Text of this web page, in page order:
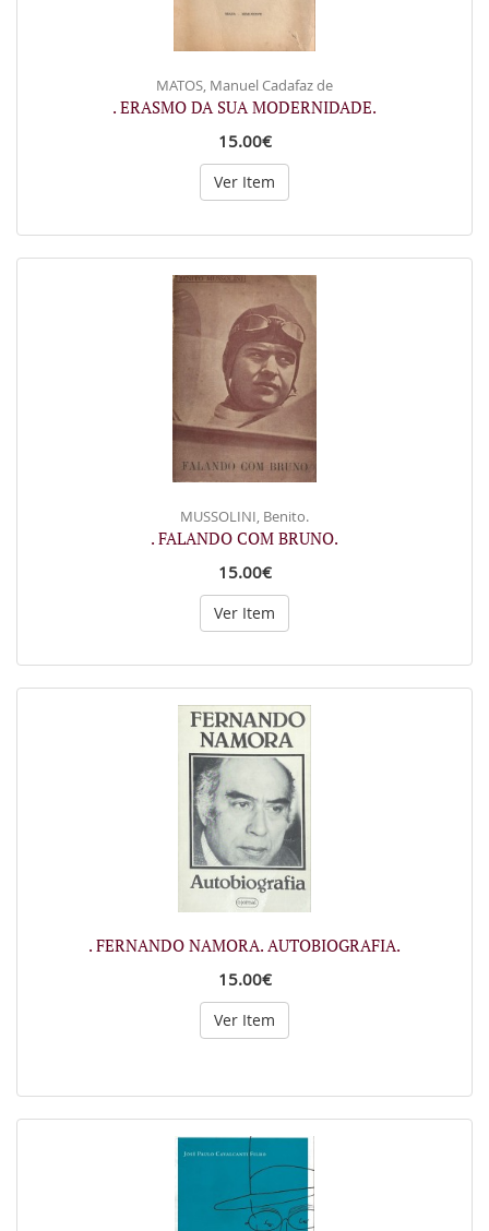
MATOS, Manuel Cadafaz de
. ERASMO DA SUA MODERNIDADE.
15.00€
Ver Item
MUSSOLINI, Benito.
. FALANDO COM BRUNO.
15.00€
Ver Item
. FERNANDO NAMORA. AUTOBIOGRAFIA.
15.00€
Ver Item